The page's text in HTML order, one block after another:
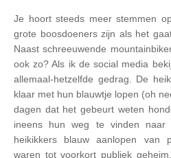
Je hoort steeds meer stemmen
grote boosdoeners zijn als het
Naast schreeuwende
ook zo? Als ik de social media
allemaal-hetzelfde gedrag. De
klaar met hun blauwtje lopen (oh
dagen dat het gebeurt weten
ineens hun weg te vinden
heikikkers blauw aanlopen van
waren tot voorkort publiek